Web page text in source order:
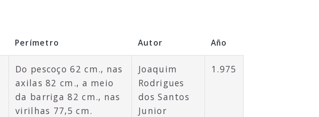
Perímetro Autor Año
Do pescoço 62 cm., nas
axilas 82 cm., a meio
da barriga 82 cm., nas
virilhas 77,5 cm.
Joaquim
Rodrigues
dos Santos
Junior
1.975